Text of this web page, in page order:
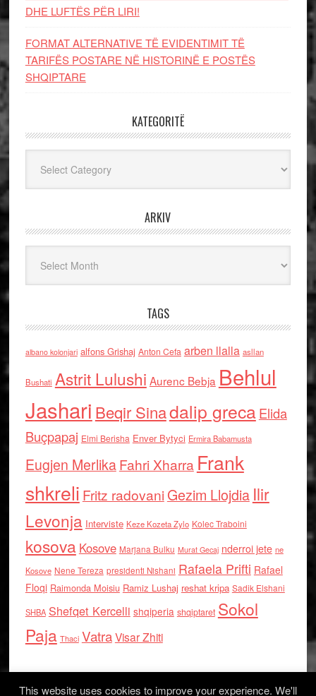
DHE LUFTЁS PЁR LIRI!
FORMAT ALTERNATIVE TË EVIDENTIMIT TË
TARIFËS POSTARE NË HISTORINË E POSTËS
SHQIPTARE
KATEGORITË
ARKIV
TAGS
albano kolonjari alfons Grishaj Anton Cefa arben llalla asllan
Bushati Astrit Lulushi Aurenc Bebja Behlul
Jashari Beqir Sinadalip grecaElida
Buçpapaj Elmi Berisha Enver Bytyci Ermira Babamusta
Eugjen MerlikaFahri Xharra Frank
shkreli Fritz radovaniGezim Llojdia Ilir
Levonja Interviste Keze Kozeta Zylo Kolec Traboini
kosova Kosove Marjana Bulku Murat Gecaj nderroi jete ne
Kosove Nene Tereza presidenti Nishani Rafaela Prifti Rafael
Floqi Raimonda Moisiu Ramiz Lushaj reshat kripa Sadik Elshani
SHBA Shefqet Kercelli shqiperia shqiptaret Sokol
Paja Thaci VatraVisar Zhiti
This website uses cookies to improve your experience. We'll